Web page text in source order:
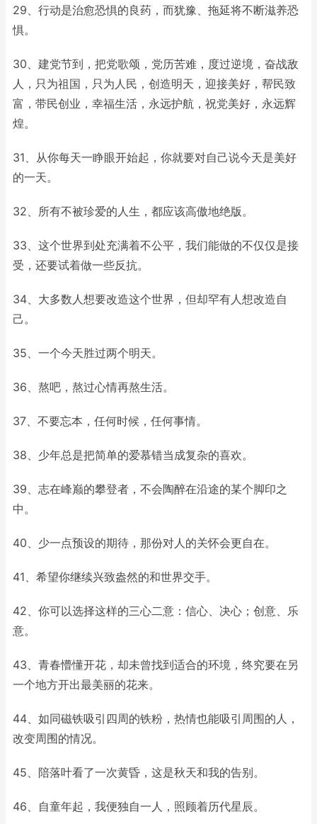
29、行动是治愈恐惧的良药，而犹豫、拖延将不断滋养恐
惧。
30、建党节到，把党歌颂，党历苦难，度过逆境，奋战敌
人，只为祖国，只为人民，创造明天，迎接美好，帮民致
富，带民创业，幸福生活，永远护航，祝党美好，永远辉
煌。
31、从你每天一睁眼开始起，你就要对自己说今天是美好
的一天。
32、所有不被珍爱的人生，都应该高傲地绝版。
33、这个世界到处充满着不公平，我们能做的不仅仅是接
受，还要试着做一些反抗。
34、大多数人想要改造这个世界，但却罕有人想改造自
己。
35、一个今天胜过两个明天。
36、熬吧，熬过心情再熬生活。
37、不要忘本，任何时候，任何事情。
38、少年总是把简单的爱慕错当成复杂的喜欢。
39、志在峰巅的攀登者，不会陶醉在沿途的某个脚印之
中。
40、少一点预设的期待，那份对人的关怀会更自在。
41、希望你继续兴致盎然的和世界交手。
42、你可以选择这样的三心二意：信心、决心；创意、乐
意。
43、青春懵懂开花，却未曾找到适合的环境，终究要在另
一个地方开出最美丽的花来。
44、如同磁铁吸引四周的铁粉，热情也能吸引周围的人，
改变周围的情况。
45、陪落叶看了一次黄昏，这是秋天和我的告别。
46、自童年起，我便独自一人，照顾着历代星辰。